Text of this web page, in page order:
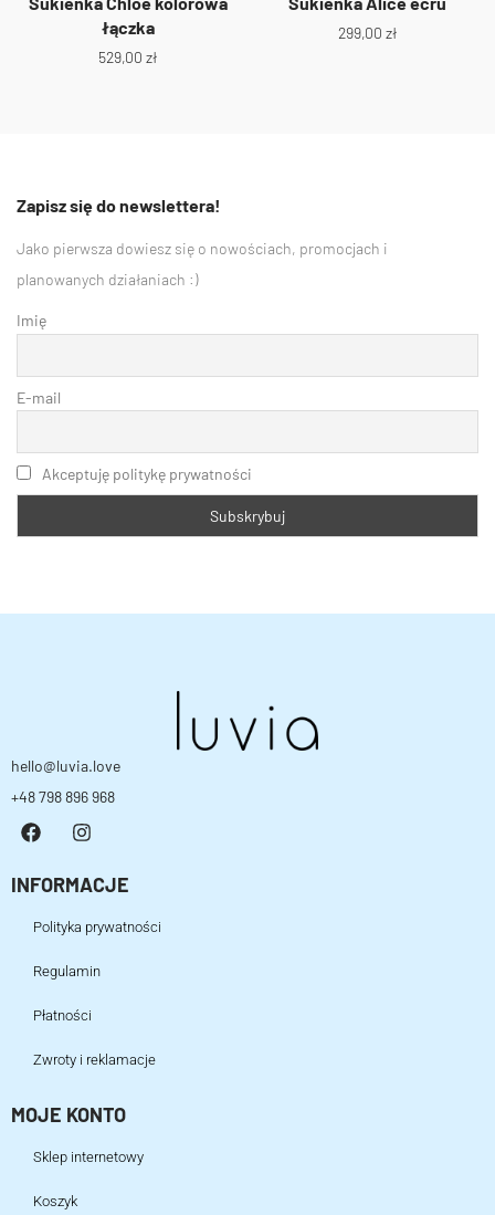
łączka
529,00 zł
299,00 zł
Zapisz się do newslettera!
Jako pierwsza dowiesz się o nowościach, promocjach i
planowanych działaniach :)
Imię
E-mail
Akceptuję politykę prywatności
hello@luvia.love
+48 798 896 968
INFORMACJE
Polityka prywatności
Regulamin
Płatności
Zwroty i reklamacje
MOJE KONTO
Sklep internetowy
Koszyk